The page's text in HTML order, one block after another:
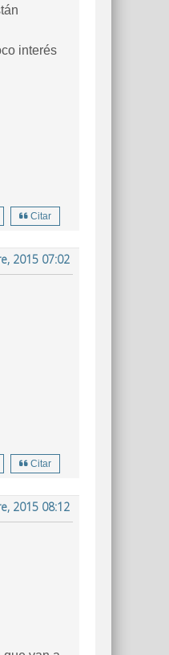
interés
Citar
2015 07:02
Citar
2015 08:12